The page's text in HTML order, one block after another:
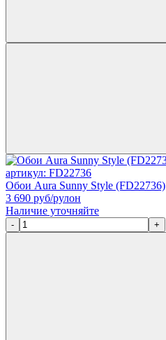
артикул: FD22736
Обои Aura Sunny Style (FD22736)
3 690 руб/рулон
Наличие уточняйте
- +